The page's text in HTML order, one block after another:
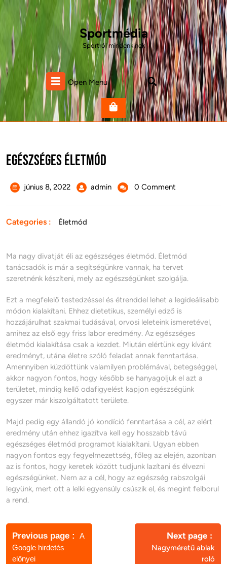
Skip
content
Sportmédia
Sportról mindenkinek
Open Menu
Open
Menu
Egészséges életmód
június 8, 2022június adminEgészséges0 Comment
Categories : Életmód
Ma nagy divatját éli az egészséges életmód. Életmód
tanácsadók is már a segítségünkre vannak, ha tervet
szeretnénk készíteni, mely az egészségünket szolgálja.
Ezt a megfelelő testedzéssel és étrenddel lehet a legideálisabb
módon kialakítani. Ehhez dietetikus, személyi edző is
hozzájárulhat szakmai tudásával, orvosi leleteink ismeretével,
amihez az első egy friss labor eredmény. Az egészséges
életmód kialakítása csak a kezdet. Miután elértünk egy kívánt
eredményt, utána életre szóló feladat annak fenntartása.
Amennyiben küzdöttünk valamilyen problémával, betegséggel,
akkor nagyon fontos, hogy később se hanyagoljuk el azt a
területet, mindig kellő odafigyelést kapjon egészségünk
egyszer már kiszolgáltatott területe.
Majd pedig egy állandó jó kondíció fenntartása a cél, az elért
eredmény után ehhez igazítva kell egy hosszabb távú
egészséges életmód programot kialakítani. Ugyan ebben
nagyon fontos egy fegyelmezettség, főleg az elején, azonban
az is fontos, hogy keretek között tudjunk lazítani és élvezni
egészségünket. Nem az a cél, hogy az egészség rabszolgái
legyünk, mert ott a lelki egyensúly csúszik el, és megint felborul
a rend.
Bejegyzés
navigáció
Previous page
A
Google hirdetés
előnyei
Next page
Nagyméretű ablak
roló